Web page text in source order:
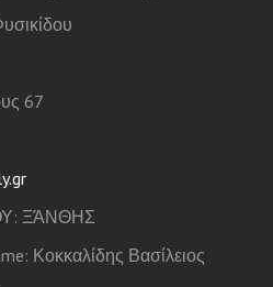
67
ΞΆΝΘΗΣ
Κοκκαλίδης Βασίλειος